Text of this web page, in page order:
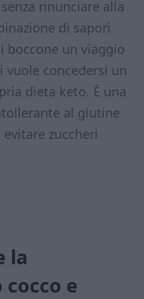
rinunciare alla
di sapori
boccone un viaggio
vuole concedersi un
dieta keto. È una
al glutine
zuccheri
la
cocco e